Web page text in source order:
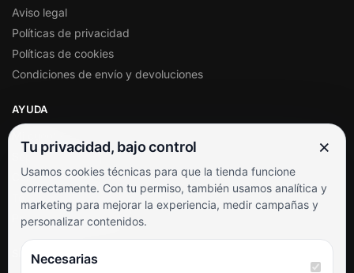
Aviso legal
Políticas de privacidad
Políticas de cookies
Condiciones de envío y devoluciones
AYUDA
Soporte al cliente
Contacto
Términos y condiciones
Preguntas frecuentes
SÍGUENOS
Tu privacidad, bajo control ×
Usamos cookies técnicas para que la tienda funcione
correctamente. Con tu permiso, también usamos analítica y
marketing para mejorar la experiencia, medir campañas y
personalizar contenidos.
Necesarias